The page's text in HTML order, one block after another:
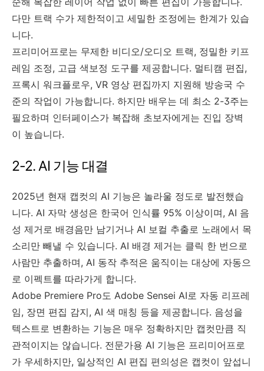
다만 트랙 수가 제한적이고 세밀한 조정에는 한계가 있습
니다.
프리미어프로는 무제한 비디오/오디오 트랙, 정밀한 키프
레임 조정, 고급 색보정 도구를 제공합니다. 멀티캠 편집,
프록시 워크플로우, VR 영상 편집까지 지원해 방송국 수
준의 작업이 가능합니다. 하지만 배우는 데 최소 2-3주는
필요하며 인터페이스가 복잡해 초보자에게는 진입 장벽
이 높습니다.
2-2. AI 기능 대결
2025년 현재 캡컷의 AI 기능은 놀라울 정도로 발전했습
니다. AI 자막 생성은 한국어 인식률 95% 이상이며, AI 음
성 제거로 배경음만 남기거나 AI 보컬 추출로 노래에서 목
소리만 빼낼 수 있습니다. AI 배경 제거는 클릭 한 번으로
사람만 추출하며, AI 동작 추적은 움직이는 대상에 자동으
로 이펙트를 따라가게 합니다.
Adobe Premiere Pro도 Adobe Sensei AI로 자동 리프레
임, 장면 편집 감지, AI 색 매칭 등을 제공합니다. 음성을
텍스트로 변환하는 기능은 매우 정확하지만 캡컷만큼 직
관적이지는 않습니다. 전문가용 AI 기능은 프리미어프로
가 우세하지만, 일상적인 AI 편집 편의성은 캡컷이 앞섭니